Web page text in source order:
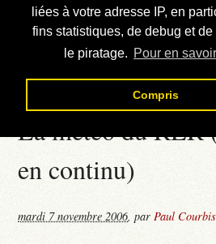
liées à votre adresse IP, en
fins statistiques, de debug et de
le piratage. Pour en
Compris
Liens externes
Téléchargement
Contact
La météo du RER
en continu)
mardi 7 novembre 2006,parPaul Courbis